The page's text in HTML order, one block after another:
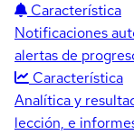
Característica
Notificaciones
alertas de
Característica
Analítica y
lección, e